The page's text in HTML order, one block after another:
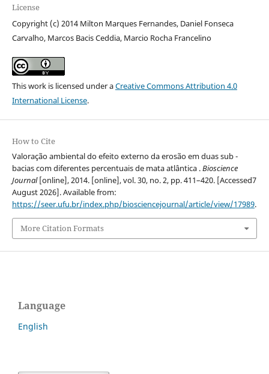
License
Copyright (c) 2014 Milton Marques Fernandes, Daniel Fonseca
Carvalho, Marcos Bacis Ceddia, Marcio Rocha Francelino
This work is licensed under aCreative Commons Attribution 4.0
International License.
How to Cite
Valoração ambiental do efeito externo da erosão em duas sub -
bacias com diferentes percentuais de mata atlântica .Bioscience
Journal[online], 2014. [online], vol. 30, no. 2, pp. 411–420. [Accessed7
August 2026]. Available from:
https://seer.ufu.br/index.php/biosciencejournal/article/view/17989.
More Citation Formats
Language
English